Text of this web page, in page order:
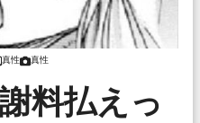
真性 真性
料払えっ